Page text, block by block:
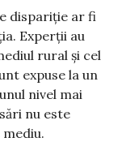
dispariție ar fi
Experții au
rural și cel
expuse la un
nivel mai
nu este